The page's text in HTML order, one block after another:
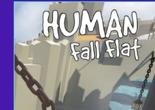
Añadir al carrito
Ver ofertas